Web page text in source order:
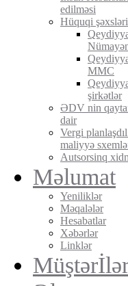
edilməsi
Hüquqi
MMC
şirkətlər
ƏDV nin
dair
Vergi
maliyyə
Autsorsinq
Məlumat
Yeniliklər
Məqalələr
Hesabatlar
Xəbərlər
Linklər